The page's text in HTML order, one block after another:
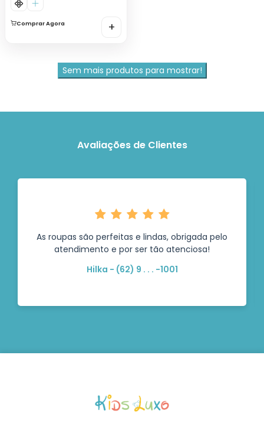
Comprar Agora +
Sem mais produtos para mostrar!
Avaliações de Clientes
As roupas são perfeitas e lindas, obrigada pelo
atendimento e por ser tão atenciosa!
Hilka - (62) 9 . . . -1001